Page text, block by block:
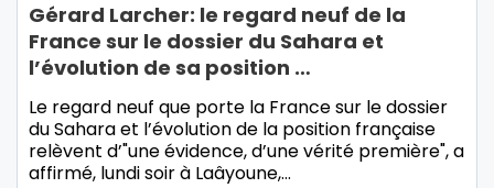
Gérard Larcher: le regard neuf de la
France sur le dossier du Sahara et
l’évolution de sa position …
Le regard neuf que porte la France sur le dossier
du Sahara et l’évolution de la position française
relèvent d’"une évidence, d’une vérité première", a
affirmé, lundi soir à Laâyoune,…